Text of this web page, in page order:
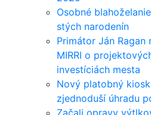
Osobné
stých narodenín
Primátor Ján
MIRRI o
investíciách mesta
Nový platobný
zjednoduší úhradu
Začali opravy